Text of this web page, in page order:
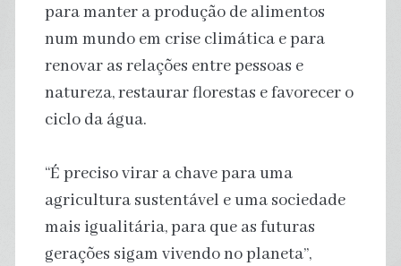
para manter a produção de alimentos
num mundo em crise climática e para
renovar as relações entre pessoas e
natureza, restaurar florestas e favorecer o
ciclo da água.
“É preciso virar a chave para uma
agricultura sustentável e uma sociedade
mais igualitária, para que as futuras
gerações sigam vivendo no planeta”,